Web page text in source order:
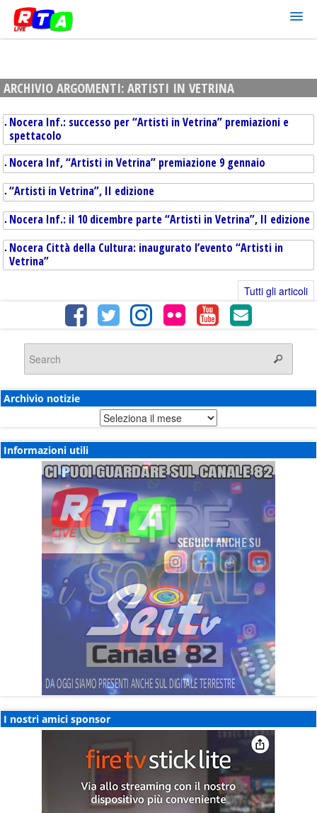
ARCHIVIO ARGOMENTI: ARTISTI IN VETRINA
Nocera Inf.: successo per “Artisti in Vetrina” premiazioni e
spettacolo
Nocera Inf, “Artisti in Vetrina” premiazione 9 gennaio
“Artisti in Vetrina”, II edizione
Nocera Inf.: il 10 dicembre parte “Artisti in Vetrina”, II edizione
Nocera Città della Cultura: inaugurato l’evento “Artisti in
Vetrina”
Tutti gli articoli
Archivio notizie
Archivio
Informazioni utili
I nostri amici sponsor